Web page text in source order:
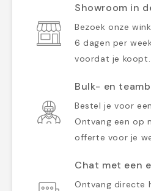
Showroom in
Bezoek onze
6 dagen per
voordat je koopt.
Bulk- en
Bestel je voor
Ontvang een op
offerte voor je
Chat met een
Ontvang directe